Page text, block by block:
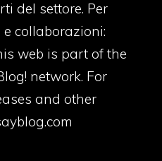
del settore. Per
collaborazioni:
web is part of the
network. For
and other